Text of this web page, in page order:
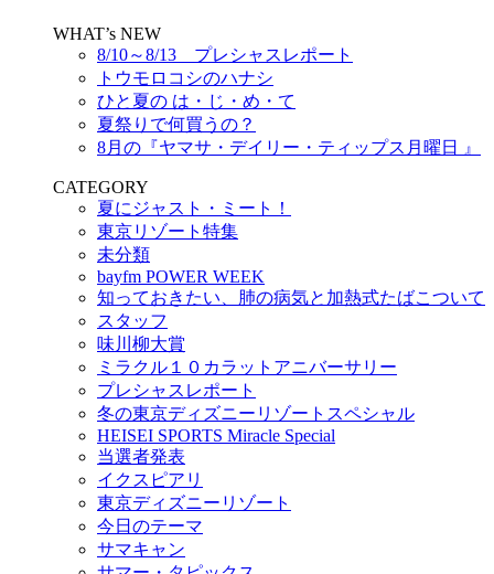
WHAT’s NEW
8/10～8/13 プレシャスレポート
トウモロコシのハナシ
ひと夏の は・じ・め・て
夏祭りで何買うの？
8月の『ヤマサ・デイリー・ティップス月曜日 』
CATEGORY
夏にジャスト・ミート！
東京リゾート特集
未分類
bayfm POWER WEEK
知っておきたい、肺の病気と加熱式たばこついて
スタッフ
味川柳大賞
ミラクル１０カラットアニバーサリー
プレシャスレポート
冬の東京ディズニーリゾートスペシャル
HEISEI SPORTS Miracle Special
当選者発表
イクスピアリ
東京ディズニーリゾート
今日のテーマ
サマキャン